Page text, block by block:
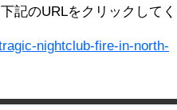
記のURLをクリックして
nightclub-fire-in-north-